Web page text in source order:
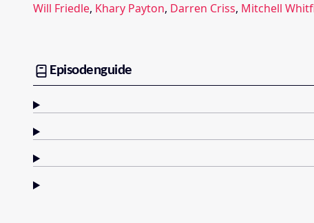
Will Friedle, Khary Payton, Darren Criss, Mitchell
Episodenguide